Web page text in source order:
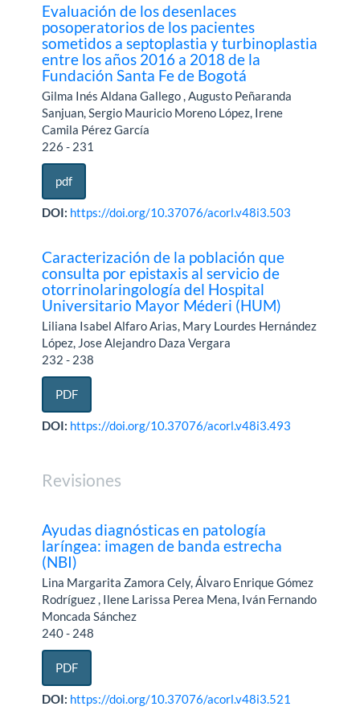
Evaluación de los desenlaces
posoperatorios de los pacientes
sometidos a septoplastia y turbinoplastia
entre los años 2016 a 2018 de la
Fundación Santa Fe de Bogotá
Gilma Inés Aldana Gallego , Augusto Peñaranda
Sanjuan, Sergio Mauricio Moreno López, Irene
Camila Pérez García
226 - 231
pdf
DOI: https://doi.org/10.37076/acorl.v48i3.503
Caracterización de la población que
consulta por epistaxis al servicio de
otorrinolaringología del Hospital
Universitario Mayor Méderi (HUM)
Liliana Isabel Alfaro Arias, Mary Lourdes Hernández
López, Jose Alejandro Daza Vergara
232 - 238
PDF
DOI: https://doi.org/10.37076/acorl.v48i3.493
Revisiones
Ayudas diagnósticas en patología
laríngea: imagen de banda estrecha
(NBI)
Lina Margarita Zamora Cely, Álvaro Enrique Gómez
Rodríguez , Ilene Larissa Perea Mena, Iván Fernando
Moncada Sánchez
240 - 248
PDF
DOI: https://doi.org/10.37076/acorl.v48i3.521